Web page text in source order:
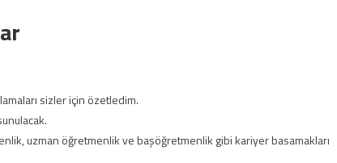
sizler için özetledim.
uzman öğretmenlik ve başöğretmenlik gibi kariyer basamakları